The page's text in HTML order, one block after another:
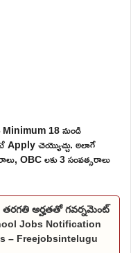
18 నుండి
Apply చెయ్యొచ్చు. అలాగే
OBC లకు 3 సంవత్సరాలు
తరగతి అర్హతతో గవర్నమెంట్
Jobs Notification
– Freejobsintelugu